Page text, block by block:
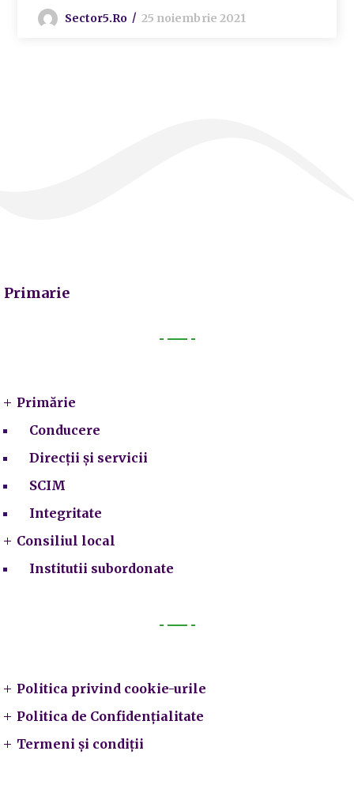
Sector5.ro 25 noiembrie 2021
Primarie
Primărie
Conducere
Direcții și servicii
SCIM
Integritate
Consiliul local
Institutii subordonate
Politica privind cookie-urile
Politica de Confidențialitate
Termeni și condiții